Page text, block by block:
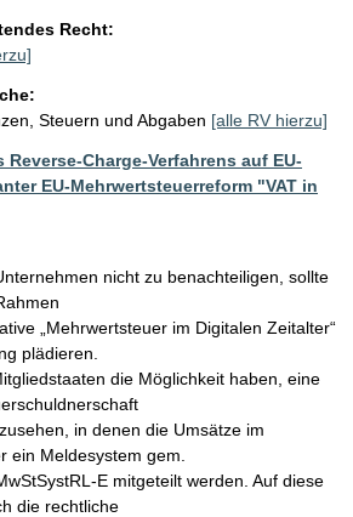
Recht:
Steuern und Abgaben [alle RV hierzu]
Charge-Verfahrens auf EU-
EU-Mehrwertsteuerreform "VAT in
nicht zu benachteiligen, sollte
„Mehrwertsteuer im Digitalen Zeitalter“
plädieren.
die Möglichkeit haben, eine
in denen die Umsätze im
ein Meldesystem gem.
E mitgeteilt werden. Auf diese
die rechtliche